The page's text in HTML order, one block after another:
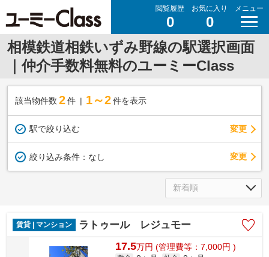
閲覧履歴
0
お気に入り
0
メニュー
相模鉄道相鉄いずみ野線の駅選択画面
｜仲介手数料無料のユーミーClass
該当物件数 2件 1～2 件を表示
駅で絞り込む 変更
絞り込み条件： なし 変更
賃貸 | マンション ラトゥール レジュモー
17.5万円 (管理費等：7,000円 )